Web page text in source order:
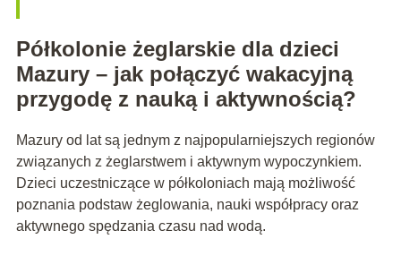
Półkolonie żeglarskie dla dzieci
Mazury – jak połączyć wakacyjną
przygodę z nauką i aktywnością?
Mazury od lat są jednym z najpopularniejszych regionów
związanych z żeglarstwem i aktywnym wypoczynkiem.
Dzieci uczestniczące w półkoloniach mają możliwość
poznania podstaw żeglowania, nauki współpracy oraz
aktywnego spędzania czasu nad wodą.